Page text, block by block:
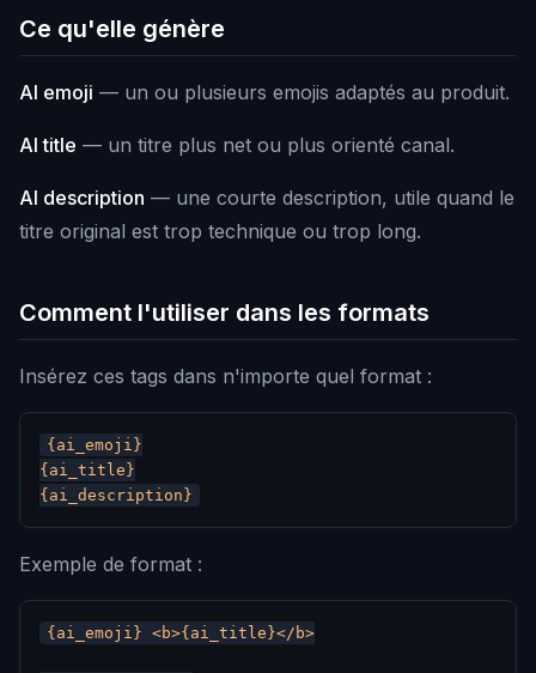
Ce qu'elle génère
AI emoji — un ou plusieurs emojis adaptés au produit.
AI title — un titre plus net ou plus orienté canal.
AI description — une courte description, utile quand le
titre original est trop technique ou trop long.
Comment l'utiliser dans les formats
Insérez ces tags dans n'importe quel format :
{ai_emoji}
{ai_title}
Exemple de format :
{ai_emoji} <b>{ai_title}</b>